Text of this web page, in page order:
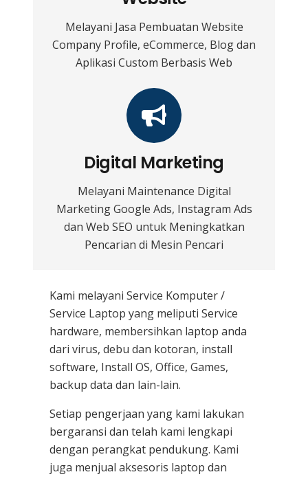
Melayani Jasa Pembuatan Website
Company Profile, eCommerce, Blog dan
Aplikasi Custom Berbasis Web
Digital Marketing
Melayani Maintenance Digital
Marketing Google Ads, Instagram Ads
dan Web SEO untuk Meningkatkan
Pencarian di Mesin Pencari
Kami melayani Service Komputer /
Service Laptop yang meliputi Service
hardware, membersihkan laptop anda
dari virus, debu dan kotoran, install
software, Install OS, Office, Games,
backup data dan lain-lain.
Setiap pengerjaan yang kami lakukan
bergaransi dan telah kami lengkapi
dengan perangkat pendukung. Kami
juga menjual aksesoris laptop dan